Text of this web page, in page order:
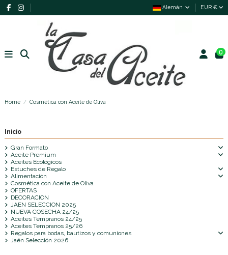
Alemán EUR €
0
Home Cosmética con Aceite de Oliva
Inicio
Gran Formato
Aceite Premium
Aceites Ecológicos
Estuches de Regalo
Alimentación
Cosmética con Aceite de Oliva
OFERTAS
DECORACION
JAEN SELECCION 2025
NUEVA COSECHA 24/25
Aceites Tempranos 24/25
Aceites Tempranos 25/26
Regalos para bodas, bautizos y comuniones
Jaén Selección 2026